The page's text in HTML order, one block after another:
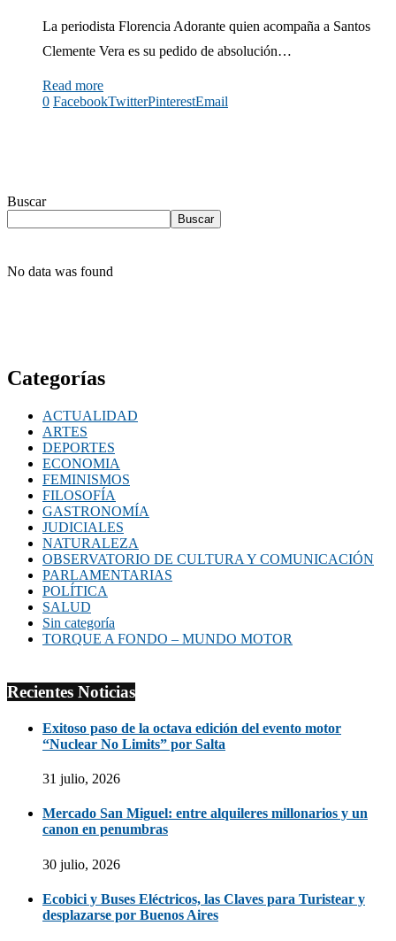
La periodista Florencia Adorante quien acompaña a Santos
Clemente Vera es su pedido de absolución…
Read more
0 FacebookTwitterPinterestEmail
Buscar
Buscar
No data was found
Categorías
ACTUALIDAD
ARTES
DEPORTES
ECONOMIA
FEMINISMOS
FILOSOFÍA
GASTRONOMÍA
JUDICIALES
NATURALEZA
OBSERVATORIO DE CULTURA Y COMUNICACIÓN
PARLAMENTARIAS
POLÍTICA
SALUD
Sin categoría
TORQUE A FONDO – MUNDO MOTOR
Recientes Noticias
Exitoso paso de la octava edición del evento motor
“Nuclear No Limits” por Salta
31 julio, 2026
Mercado San Miguel: entre alquileres millonarios y un
canon en penumbras
30 julio, 2026
Ecobici y Buses Eléctricos, las Claves para Turistear y
desplazarse por Buenos Aires